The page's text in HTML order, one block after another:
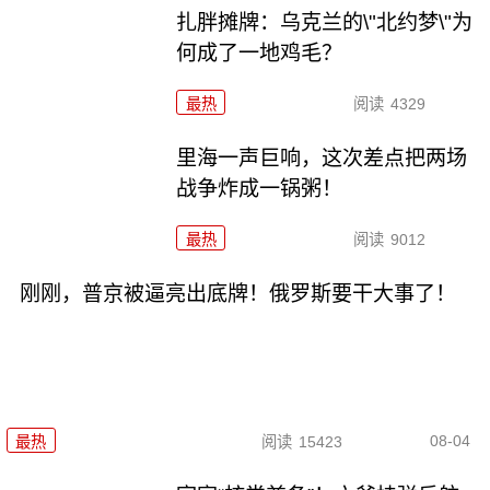
扎胖摊牌：乌克兰的\"北约梦\"为
何成了一地鸡毛？
最热 阅读 4329
里海一声巨响，这次差点把两场
战争炸成一锅粥！
最热 阅读 9012
刚刚，普京被逼亮出底牌！俄罗斯要干大事了！
最热 阅读 15423 08-04